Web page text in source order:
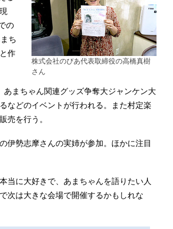
株式会社のびあ代表取締役の高橋真樹
さん
の
ち
作
まちゃん関連グッズ争奪大ジャンケン大
などのイベントが行われる。また村定楽
売を行う。
勢志摩さんの実姉が参加。ほかに注目
に大好きで、あまちゃんを語りたい人
次は大きな会場で開催するかもしれな